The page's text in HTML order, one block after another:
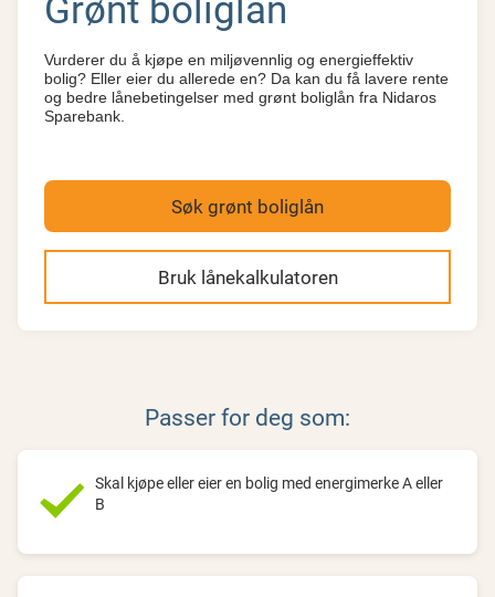
Vurderer du å kjøpe en miljøvennlig og energieffektiv
bolig? Eller eier du allerede en? Da kan du få lavere rente
og bedre lånebetingelser med grønt boliglån fra Nidaros
Sparebank.
Bruk lånekalkulatoren
Søk grønt boliglån
Passer for deg som:
Skal kjøpe eller eier en bolig med energimerke A eller
B